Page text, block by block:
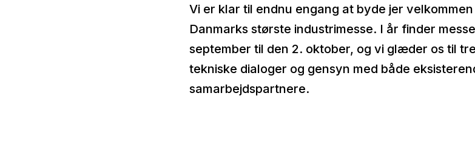
Vi er klar til endnu engang at byde jer
Danmarks største industrimesse. I år finder
september til den 2. oktober, og vi glæder os til
tekniske dialoger og gensyn med både
samarbejdspartnere.